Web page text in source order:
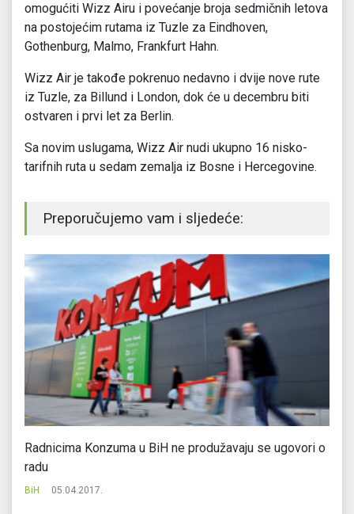
omogućiti Wizz Airu i povećanje broja sedmičnih letova
na postojećim rutama iz Tuzle za Eindhoven,
Gothenburg, Malmo, Frankfurt Hahn.
Wizz Air je takođe pokrenuo nedavno i dvije nove rute
iz Tuzle, za Billund i London, dok će u decembru biti
ostvaren i prvi let za Berlin.
Sa novim uslugama, Wizz Air nudi ukupno 16 nisko-
tarifnih ruta u sedam zemalja iz Bosne i Hercegovine.
Preporučujemo vam i sljedeće:
Radnicima Konzuma u BiH ne produžavaju se ugovori o
radu
BiH 05.04.2017.